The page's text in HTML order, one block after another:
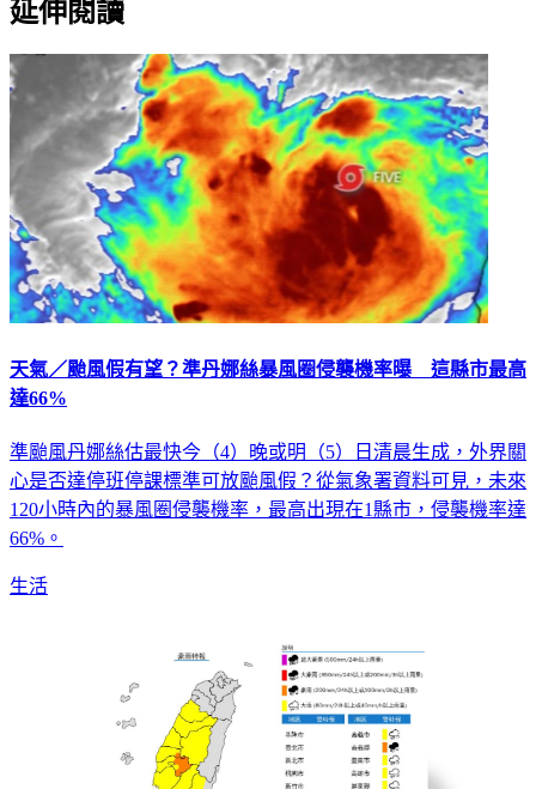
延伸閱讀
天氣／颱風假有望？準丹娜絲暴風圈侵襲機率曝 這縣市最高
達66%
準颱風丹娜絲估最快今（4）晚或明（5）日清晨生成，外界關
心是否達停班停課標準可放颱風假？從氣象署資料可見，未來
120小時內的暴風圈侵襲機率，最高出現在1縣市，侵襲機率達
66%。
生活